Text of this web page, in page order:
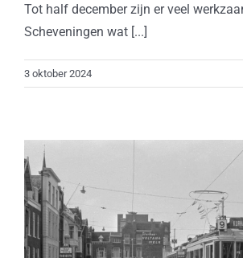
Tot half december zijn er veel
Scheveningen wat [...]
3 oktober 2024